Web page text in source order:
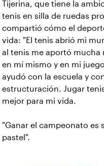
Tijerina, que tiene la
tenis en silla de ruedas
compartió cómo el
vida: "El tenis abrió mi
al tenis me aportó mucha
en mí mismo y en mi
ayudó con la escuela y
estructuración. Jugar
mejor para mi vida.
"Ganar el campeonato es
pastel".